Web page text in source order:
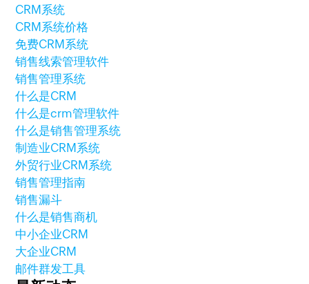
CRM系统
CRM系统价格
免费CRM系统
销售线索管理软件
销售管理系统
什么是CRM
什么是crm管理软件
什么是销售管理系统
制造业CRM系统
外贸行业CRM系统
销售管理指南
销售漏斗
什么是销售商机
中小企业CRM
大企业CRM
邮件群发工具